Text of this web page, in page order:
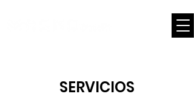
SERVICIOS